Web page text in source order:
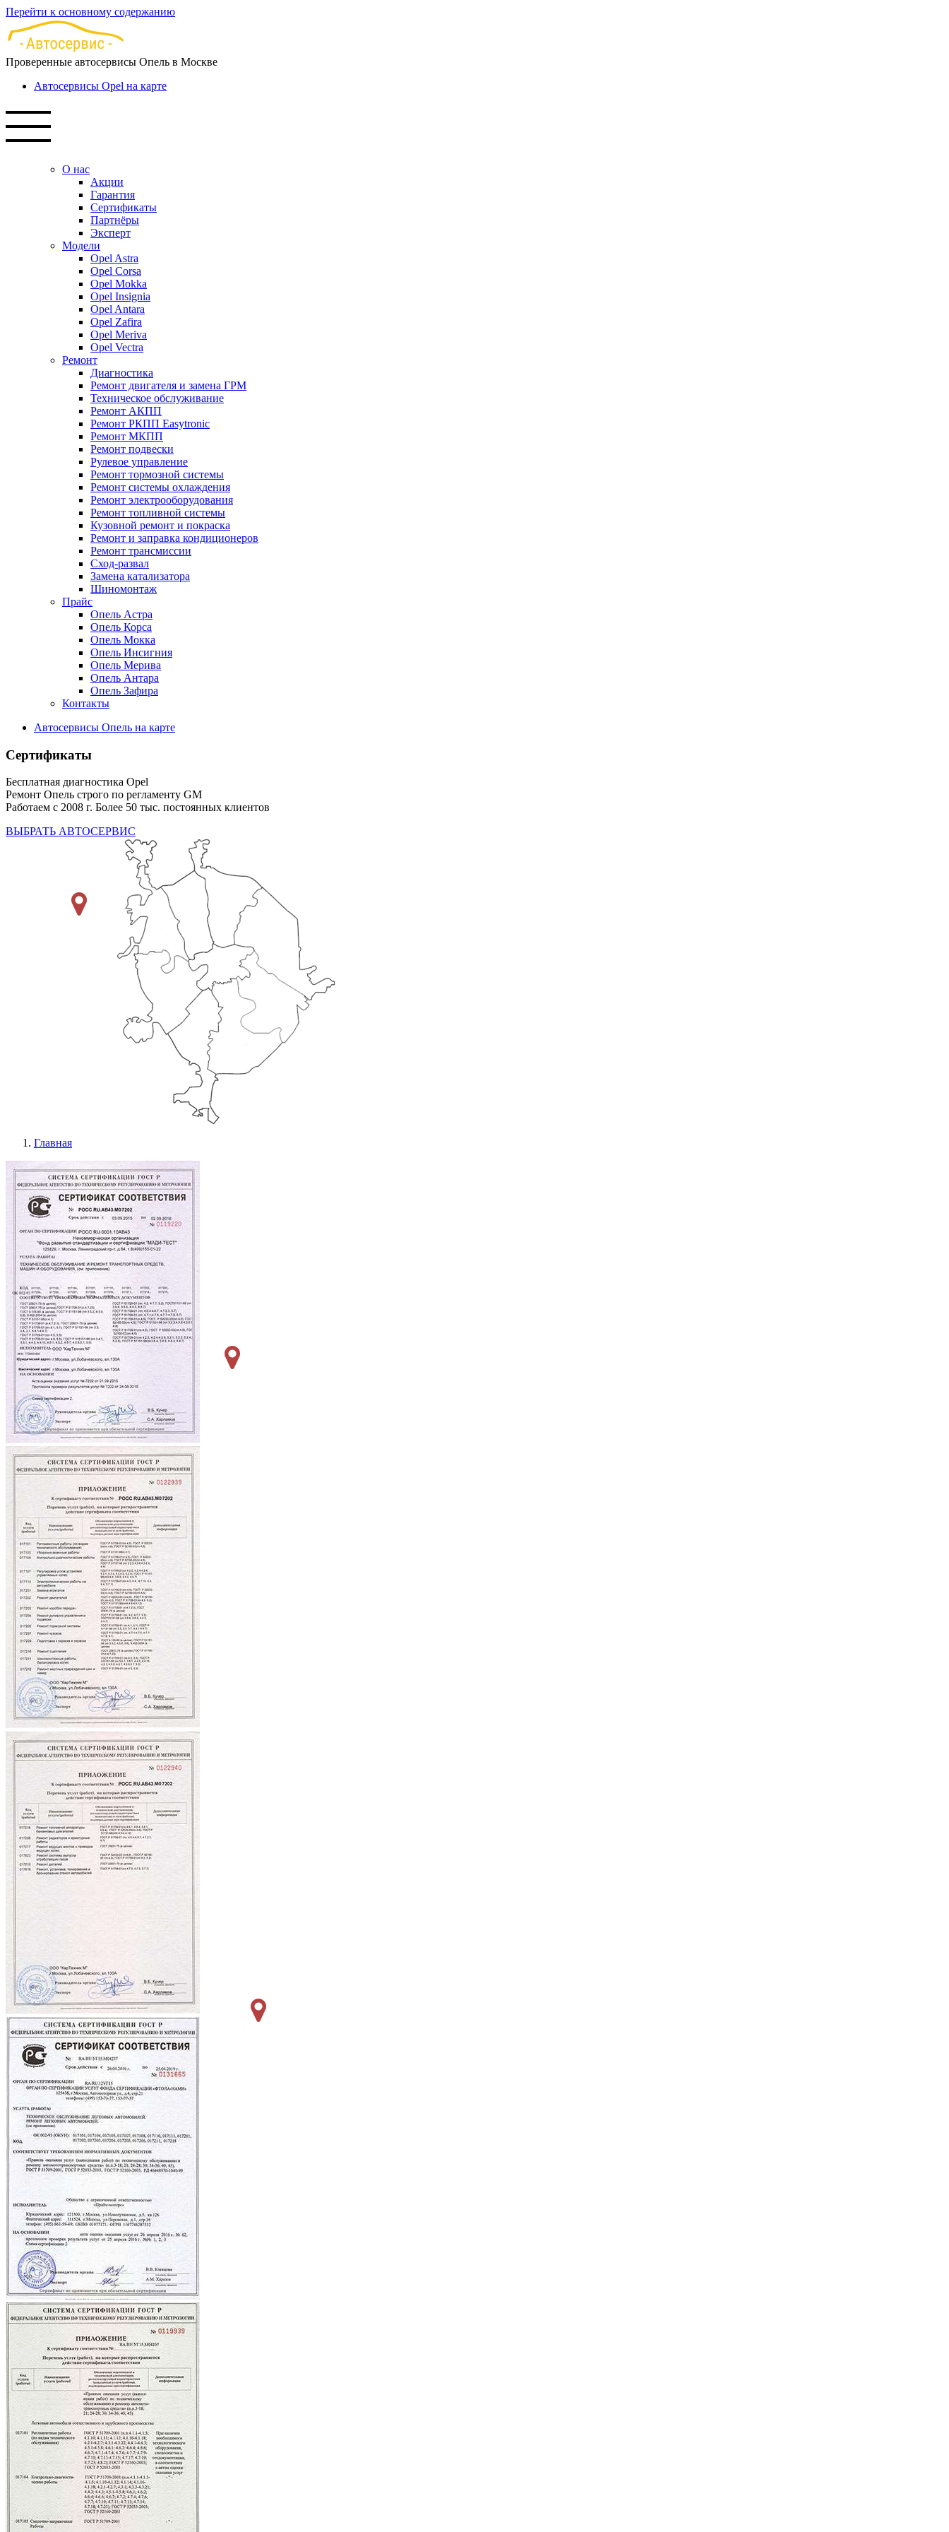
Перейти к основному содержанию
Проверенные автосервисы Опель в Москве
Автосервисы Opel на карте
О нас
Акции
Гарантия
Сертификаты
Партнёры
Эксперт
Модели
Opel Astra
Opel Corsa
Opel Mokka
Opel Insignia
Opel Antara
Opel Zafira
Opel Meriva
Opel Vectra
Ремонт
Диагностика
Ремонт двигателя и замена ГРМ
Техническое обслуживание
Ремонт АКПП
Ремонт РКПП Easytronic
Ремонт МКПП
Ремонт подвески
Рулевое управление
Ремонт тормозной системы
Ремонт системы охлаждения
Ремонт электрооборудования
Ремонт топливной системы
Кузовной ремонт и покраска
Ремонт и заправка кондиционеров
Ремонт трансмиссии
Сход-развал
Замена катализатора
Шиномонтаж
Прайс
Опель Астра
Опель Корса
Опель Мокка
Опель Инсигния
Опель Мерива
Опель Антара
Опель Зафира
Контакты
Автосервисы Опель на карте
Сертификаты
Бесплатная диагностика Opel
Ремонт Опель строго по регламенту GM
Работаем с 2008 г. Более 50 тыс. постоянных клиентов
ВЫБРАТЬ АВТОСЕРВИС
Главная